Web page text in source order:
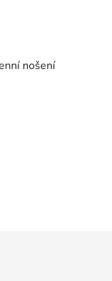
nošení